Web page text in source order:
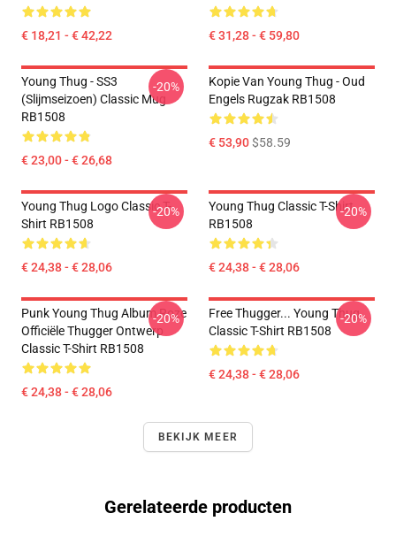
€ 18,21 - € 42,22 € 31,28 - € 59,80
Young Thug - SS3
(Slijmseizoen) Classic Mug
RB1508
€ 23,00 - € 26,68
-20%
Kopie Van Young Thug - Oud
Engels Rugzak RB1508
€ 53,90$58.59
Young Thug Logo Classic T-
Shirt RB1508
€ 24,38 - € 28,06
-20%
Young Thug Classic T-Shirt
RB1508
€ 24,38 - € 28,06
-20%
Punk Young Thug Album Roze
Officiële Thugger Ontwerp
Classic T-Shirt RB1508
€ 24,38 - € 28,06
-20%
Free Thugger... Young Thug
Classic T-Shirt RB1508
€ 24,38 - € 28,06
-20%
BEKIJK MEER
Gerelateerde producten